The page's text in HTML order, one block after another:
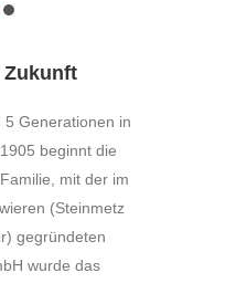
Zukunft
Generationen in
beginnt die
mit der im
(Steinmetz
gegründeten
wurde das